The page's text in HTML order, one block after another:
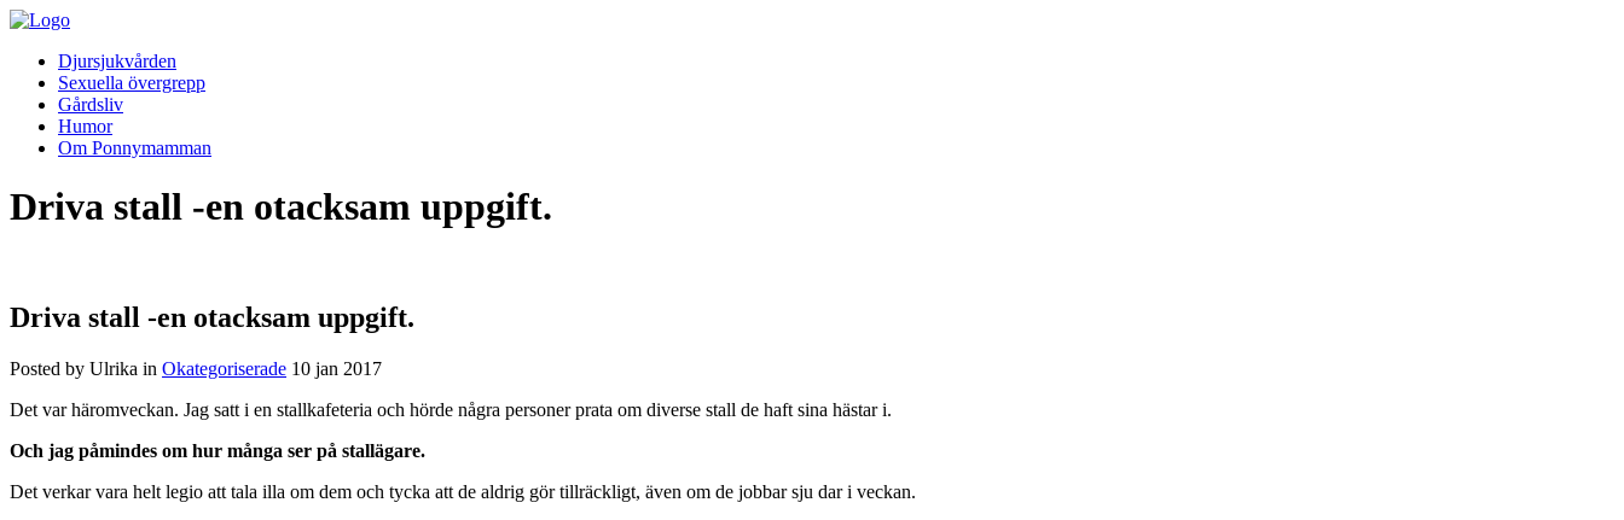
Djursjukvården
Sexuella övergrepp
Gårdsliv
Humor
Om Ponnymamman
Driva stall -en otacksam uppgift.
Driva stall -en otacksam uppgift.
Posted by Ulrika in Okategoriserade 10 jan 2017
Det var häromveckan. Jag satt i en stallkafeteria och hörde några personer prata om diverse stall de haft sina hästar i.
Och jag påmindes om hur många ser på stallägare.
Det verkar vara helt legio att tala illa om dem och tycka att de aldrig gör tillräckligt, även om de jobbar sju dar i veckan.